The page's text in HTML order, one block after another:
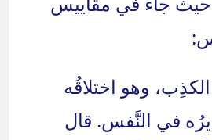
وهو اختلاقُه
في النَّفس. قال